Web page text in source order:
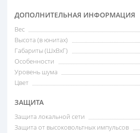
ДОПОЛНИТЕЛЬНАЯ ИНФОРМАЦИЯ
Вес
Высота (в юнитах)
Габариты (ШxВxГ)
Особенности
Уровень шума
Цвет
ЗАЩИТА
Защита локальной сети
Защита от высоковольтных импульсов